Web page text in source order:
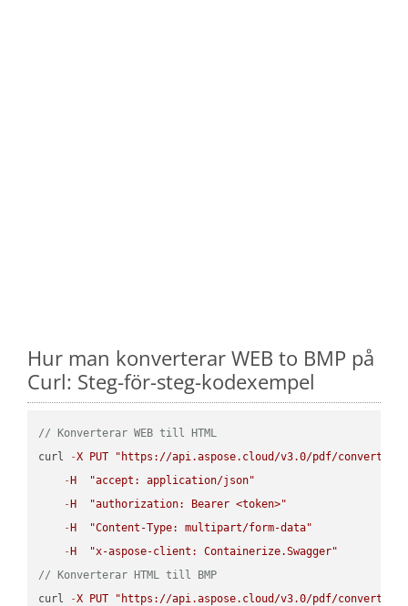
Hur man konverterar WEB to BMP på
Curl: Steg-för-steg-kodexempel
// Konverterar WEB till HTML
curl
-X PUT
"https://api.aspose.cloud/v3.0/pdf/convert/
- H
"accept: application/json"
- H
"authorization: Bearer <token>"
- H
"Content-Type: multipart/form-data"
- H
"x-aspose-client: Containerize.Swagger"
// Konverterar HTML till BMP
curl
-X PUT
"https://api.aspose.cloud/v3.0/pdf/convert/